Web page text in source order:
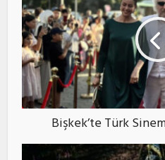
Bişkek’te Türk